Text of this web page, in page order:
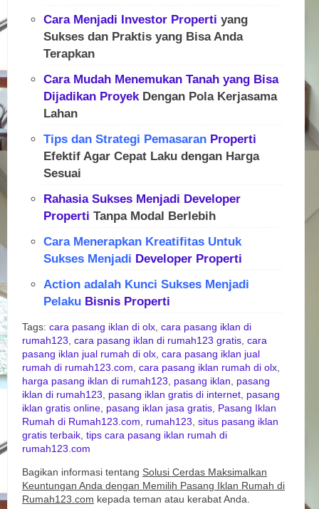
Cara Menjadi Investor Properti yang
Sukses dan Praktis yang Bisa Anda
Terapkan
Cara Mudah Menemukan Tanah yang Bisa
Dijadikan ProyekDengan Pola Kerjasama
Lahan
Tips dan Strategi Pemasaran Properti
Efektif Agar Cepat Laku dengan Harga
Sesuai
Rahasia Sukses Menjadi Developer
Properti Tanpa Modal Berlebih
Cara Menerapkan Kreatifitas Untuk
Sukses Menjadi Developer Properti
Action adalah Kunci Sukses Menjadi
Pelaku Bisnis Properti
Tags: cara pasang iklan di olx, cara pasang iklan di
rumah123, cara pasang iklan di rumah123 gratis, cara
pasang iklan jual rumah di olx, cara pasang iklan jual
rumah di rumah123.com, cara pasang iklan rumah di olx,
harga pasang iklan di rumah123, pasang iklan, pasang
iklan di rumah123, pasang iklan gratis di internet, pasang
iklan gratis online, pasang iklan jasa gratis, Pasang Iklan
Rumah di Rumah123.com, rumah123, situs pasang iklan
gratis terbaik, tips cara pasang iklan rumah di
rumah123.com
Bagikan informasi tentang Solusi Cerdas Maksimalkan
Keuntungan Anda dengan Memilih Pasang Iklan Rumah di
Rumah123.com kepada teman atau kerabat Anda.